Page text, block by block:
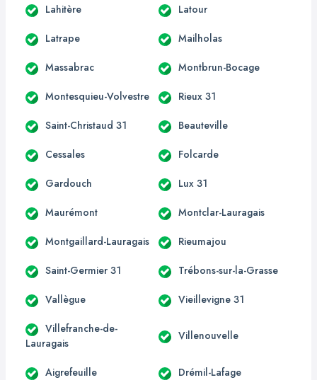
Lahitère Latour
Latrape Mailholas
Massabrac Montbrun-Bocage
Montesquieu-Volvestre Rieux 31
Saint-Christaud 31 Beauteville
Cessales Folcarde
Gardouch Lux 31
Maurémont Montclar-Lauragais
Montgaillard-Lauragais Rieumajou
Saint-Germier 31 Trébons-sur-la-Grasse
Vallègue Vieillevigne 31
Villefranche-de-
Lauragais
Villenouvelle
Aigrefeuille Drémil-Lafage